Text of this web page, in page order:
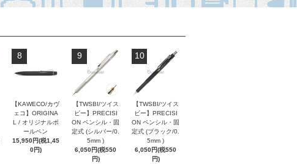
8
【KAWECO/カヴ
ェコ】ORIGINA
L / オリジナルボ
ールペン
15,950円(税1,45
0円)
9
【TWSBI/ツイス
ビー】PRECISI
ON ペンシル・固
定式 (シルバー/0.
5mm )
6,050円(税550
円)
10
【TWSBI/ツイス
ビー】PRECISI
ON ペンシル・固
定式 (ブラック/0.
5mm )
6,050円(税550
円)